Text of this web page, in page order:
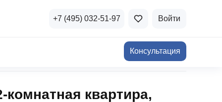
и продажа
+7 (495) 032-51-97 Войти
Консультация
квартира,